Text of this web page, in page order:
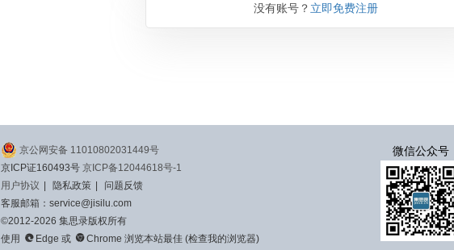
没有账号？ 立即免费注册
京公网安备 11010802031449号
京ICP证160493号 京ICP备12044618号-1
用户协议 | 隐私政策 |
问题反馈
客服邮箱：service@jisilu.com
©2012-2026 集思录版权所有
使用  Edge 或 Chrome 浏览本站最佳 (检查我的浏览器)
微信公众号